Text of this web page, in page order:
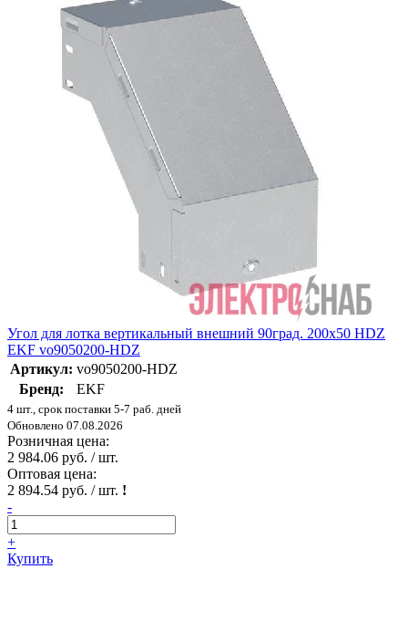
Угол для лотка вертикальный внешний 90град. 200х50 HDZ
EKF vo9050200-HDZ
Артикул: vo9050200-HDZ
Бренд:
EKF
4 шт., срок поставки 5-7 раб. дней
Обновлено 07.08.2026
Розничная цена:
2 984.06 руб. / шт.
Оптовая цена:
2 894.54 руб. / шт. !
-
+
Купить